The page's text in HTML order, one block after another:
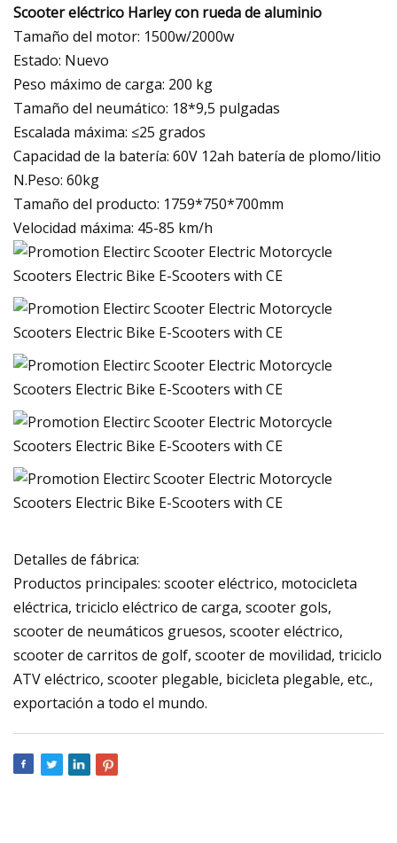
Scooter eléctrico Harley con rueda de aluminio
Tamaño del motor: 1500w/2000w
Estado: Nuevo
Peso máximo de carga: 200 kg
Tamaño del neumático: 18*9,5 pulgadas
Escalada máxima: ≤25 grados
Capacidad de la batería: 60V 12ah batería de plomo/litio
N.Peso: 60kg
Tamaño del producto: 1759*750*700mm
Velocidad máxima: 45-85 km/h
Detalles de fábrica:
Productos principales: scooter eléctrico, motocicleta
eléctrica, triciclo eléctrico de carga, scooter gols,
scooter de neumáticos gruesos, scooter eléctrico,
scooter de carritos de golf, scooter de movilidad, triciclo
ATV eléctrico, scooter plegable, bicicleta plegable, etc.,
exportación a todo el mundo.